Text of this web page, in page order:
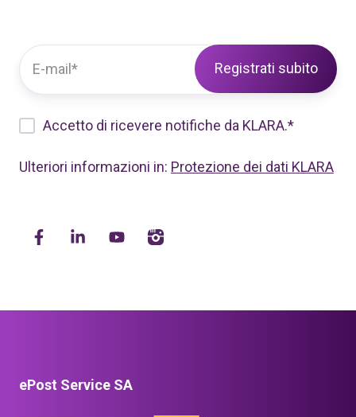
Accetto di ricevere notifiche da KLARA.*
Ulteriori informazioni in: Protezione dei dati KLARA
ePost Service SA